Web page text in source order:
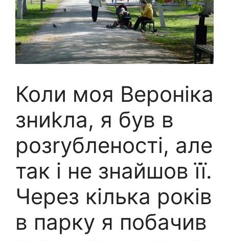
Коли моя Вероніка
зниkла, я був в
розrубленості, але
так і не знайшов її.
Через кілька років
в парку я побачив